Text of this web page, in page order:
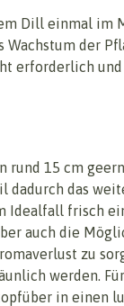
Dill einmal im
Wachstum der
erforderlich
rund 15 cm
dadurch das
Idealfall frisch
auch die
zu
werden.
in einen